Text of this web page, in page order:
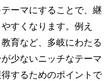
ーマにすることで、継
すくなります。例え
育など、多岐にわたる
少ないニッチなテーマ
するためのポイントで